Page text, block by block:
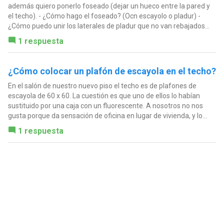
además quiero ponerlo foseado (dejar un hueco entre la pared y
el techo). - ¿Cómo hago el foseado? (Ocn escayolo o pladur) -
¿Cómo puedo unir los laterales de pladur que no van rebajados...
1 respuesta
¿Cómo colocar un plafón de escayola en el techo?
En el salón de nuestro nuevo piso el techo es de plafones de
escayola de 60 x 60. La cuestión es que uno de ellos lo habían
sustituido por una caja con un fluorescente. A nosotros no nos
gusta porque da sensación de oficina en lugar de vivienda, y lo...
1 respuesta